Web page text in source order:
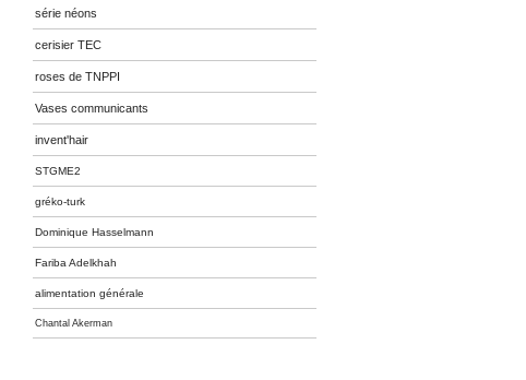
série néons
cerisier TEC
roses de TNPPI
Vases communicants
invent'hair
STGME2
gréko-turk
Dominique Hasselmann
Fariba Adelkhah
alimentation générale
Chantal Akerman